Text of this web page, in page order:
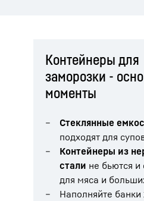
Контейнеры для
заморозки -
моменты
Стеклянные
подходят для
Контейнеры из
стали не бьются и
для мяса и
Наполняйте банки